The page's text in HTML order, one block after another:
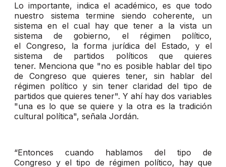
Lo importante, indica el académico, es que todo
nuestro sistema termine siendo coherente, un
sistema en el cual hay que tener a la vista un
sistema de gobierno, el régimen político,
el Congreso, la forma jurídica del Estado, y el
sistema de partidos políticos que quieres
tener. Menciona que "no es posible hablar del tipo
de Congreso que quieres tener, sin hablar del
régimen político y sin tener claridad del tipo de
partidos que quieres tener". Y ahí hay dos variables
"una es lo que se quiere y la otra es la tradición
cultural política", señala Jordán.
“Entonces cuando hablamos del tipo de
Congreso y el tipo de régimen político, hay que